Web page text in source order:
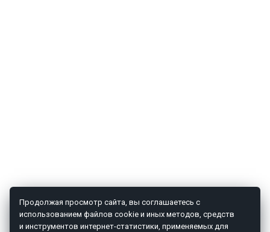
Продолжая просмотр сайта, вы соглашаетесь с
использованием файлов cookie и иных методов, средств
и инструментов интернет-статистики, применяемых для